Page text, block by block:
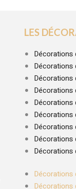
LES
Décorations
Décorations
Décorations
Décorations
Décorations
Décorations
Décorations
Décorations
Décorations
Décorations
Décorations